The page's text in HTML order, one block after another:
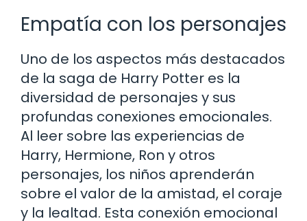
Empatía con los personajes
Uno de los aspectos más destacados
de la saga de Harry Potter es la
diversidad de personajes y sus
profundas conexiones emocionales.
Al leer sobre las experiencias de
Harry, Hermione, Ron y otros
personajes, los niños aprenderán
sobre el valor de la amistad, el coraje
y la lealtad. Esta conexión emocional